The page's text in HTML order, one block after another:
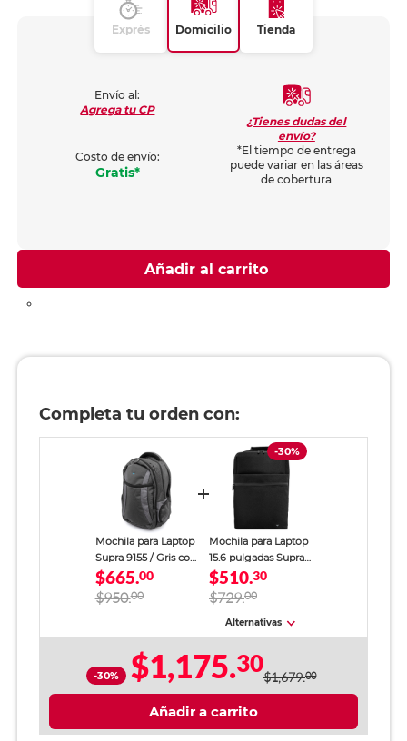
Exprés Domicilio Tienda
Envío al:
Agrega tu CP
Costo de envío:
Gratis*
¿Tienes dudas del
envío?
*El tiempo de entrega
puede variar en las áreas
de cobertura
Añadir al carrito
Completa tu orden con:
Mochila para Laptop
Supra 9155 / Gris con
negro / 16 Pulg.
$665.00
$950.00
-30%
Mochila para Laptop
15.6 pulgadas Supra
Negra Unisex
$510.30
$729.00
Alternativas
-30% $1,175.30$1,679.00
Añadir a carrito